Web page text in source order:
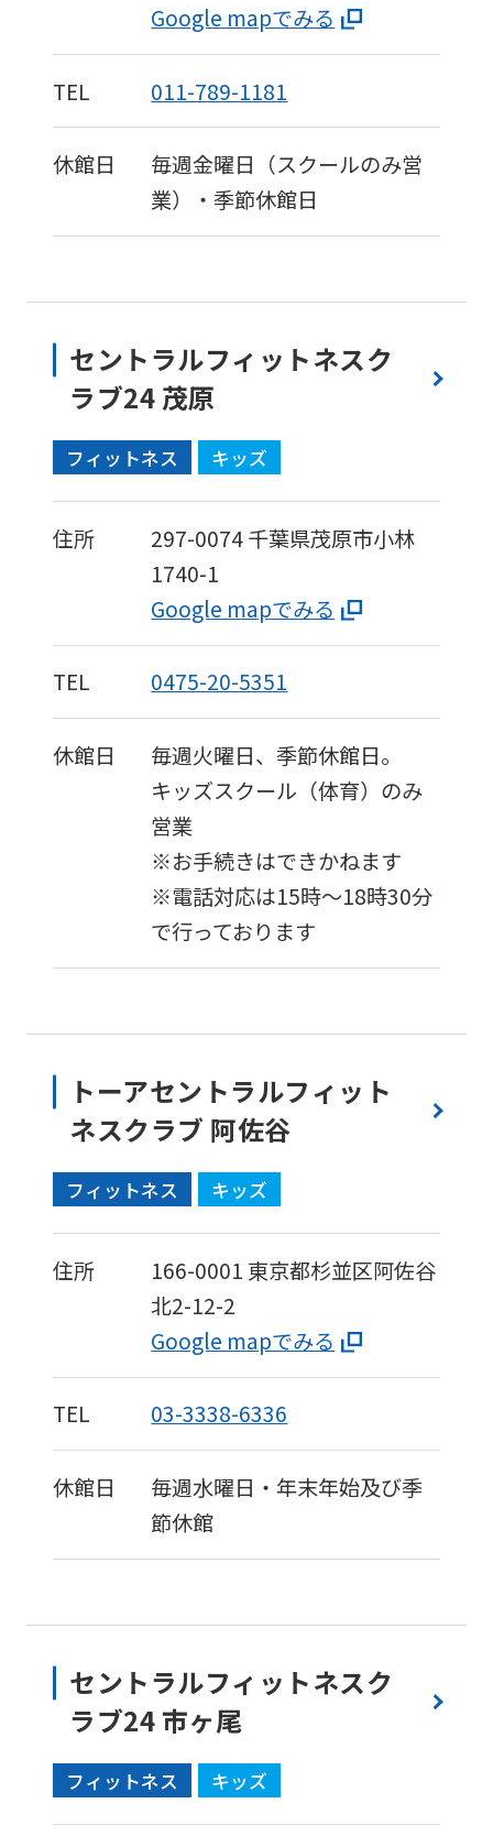
Google mapでみる
TEL 011-789-1181
休館日
毎週金曜日（スクールのみ営
業）・季節休館日
セントラルフィットネスク
ラブ24 茂原
フィットネス キッズ
住所 297-0074千葉県茂原市小林
1740-1
Google mapでみる
TEL 0475-20-5351
休館日
毎週火曜日、季節休館日。
キッズスクール（体育）のみ
営業
※お手続きはできかねます
※電話対応は15時～18時30分
で行っております
トーアセントラルフィット
ネスクラブ 阿佐谷
フィットネス キッズ
住所 166-0001 東京都杉並区阿佐谷
北2-12-2
Google mapでみる
TEL 03-3338-6336
休館日
毎週水曜日・年末年始及び季
節休館
セントラルフィットネスク
ラブ24 市ヶ尾
フィットネス キッズ
For
foreigners
Sports
official
website
is
automatically
translated
English.
Click
the
below
(start
to
page.
However,